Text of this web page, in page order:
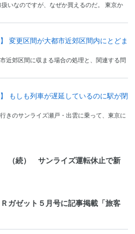
扱いなのですが、なぜか買えるのだ。 東京か
】 変更区間が大都市近郊区間内にとどま
近郊区間に収まる場合の処理と、関連する問
】 もしも列車が遅延しているのに駅が閉
きのサンライズ瀬戸・出雲に乗って、東京に
（続） サンライズ運転休止で新
ガゼット５月号に記事掲載「旅客